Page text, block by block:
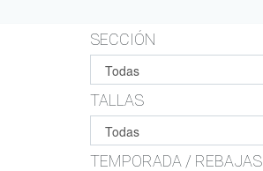
SECCIÓN
TALLAS
TEMPORADA / REBAJAS